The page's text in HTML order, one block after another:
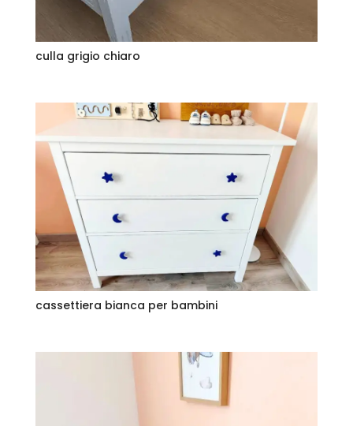
culla grigio chiaro
cassettiera bianca per bambini